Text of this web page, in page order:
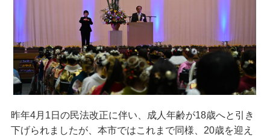
昨年4月1日の民法改正に伴い、成人年齢が18歳へと引き
下げられましたが、本市ではこれまで同様、20歳を迎え